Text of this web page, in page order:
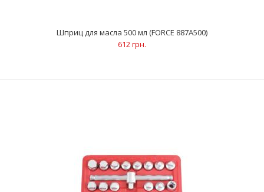
Шприц для масла 500 мл (FORCE 887A500)
612 грн.
Шприц для масла 500 мл (FORCE 887A500)
612 грн.